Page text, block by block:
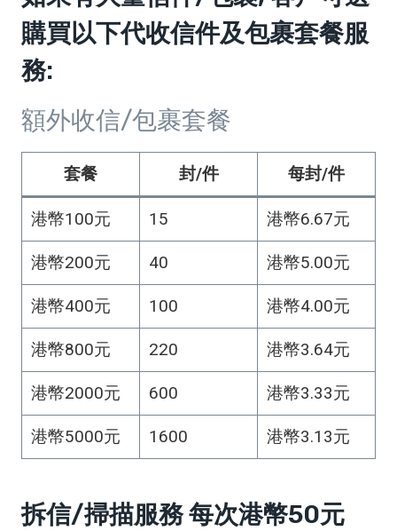
購買以下代收信件及包裹套餐服
務:
額外收信/包裹套餐
套餐 封/件 每封/件
港幣100元 15 港幣6.67元
港幣200元 40 港幣5.00元
港幣400元 100 港幣4.00元
港幣800元 220 港幣3.64元
港幣2000元 600 港幣3.33元
港幣5000元 1600 港幣3.13元
拆信/掃描服務 每次港幣50元